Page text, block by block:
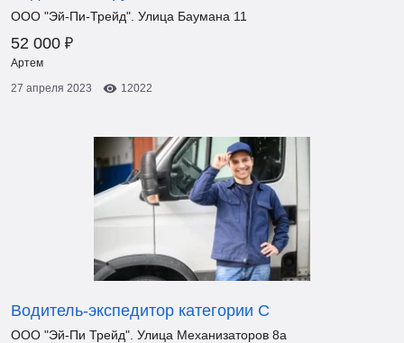
ООО "Эй-Пи-Трейд". Улица Баумана 11
52 000 ₽
Артем
27 апреля 2023
12022
Водитель-экспедитор категории С
ООО "Эй-Пи Трейд". Улица Механизаторов 8а